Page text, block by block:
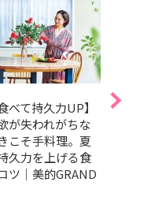
食べて持久力UP】
が失われがちな
こそ手料理。夏
久力を上げる食
ツ｜美的GRAND
美肌